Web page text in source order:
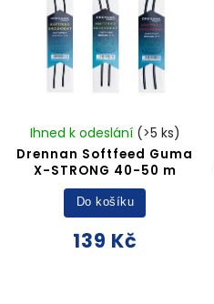
Drennan Softfeed Guma
X-STRONG 40-50 m
Ihned k odeslání (>5 ks)
139 Kč
Do košíku